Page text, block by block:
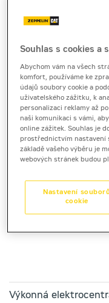
Cena za
1 - 22 dnů
1 410 Kč bez DPH
1 706 Kč s DPH
23 a více dnů
1 340 Kč bez DPH
1 621 Kč s DPH
15 000 Kč
Výkonná
Souhlas s cookies a
Abychom vám na všech
komfort, používáme ke
údajů soubory cookie a
uživatelského zážitku, k
personalizaci reklamy až
naši komunikaci s vámi,
online zážitek. Souhlas je
prostřednictvím nastavení
základě vašeho výběru je
webových stránek budou
Nastavení souborů
cookie